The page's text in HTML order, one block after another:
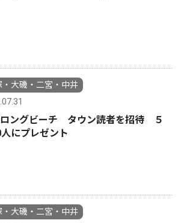
・大磯・二宮・中井
ングビーチ タウン読者を招待 ５
にプレゼント
・大磯・二宮・中井